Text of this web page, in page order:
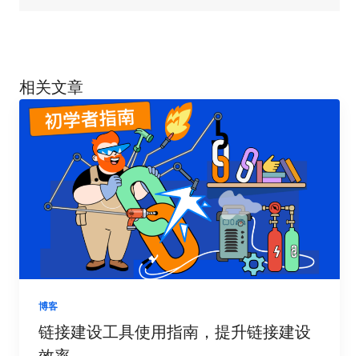
相关文章
博客
链接建设工具使用指南，提升链接建设